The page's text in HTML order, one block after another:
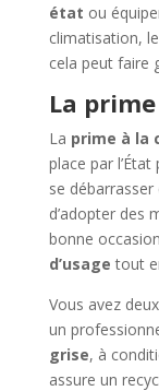
état ou
climatisation,
cela peut faire
La
La prime à la
place par
se
d’adopter des
bonne
d’usage tout
Vous avez
un
grise, à
assure un